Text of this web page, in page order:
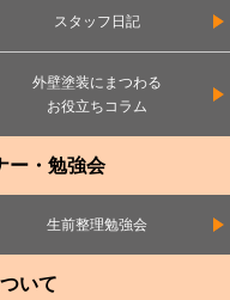
スタッフ日記
外壁塗装にまつわる
お役立ちコラム
ー・勉強会
生前整理勉強会
いて